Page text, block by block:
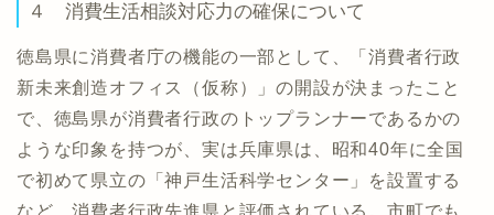
４ 消費生活相談対応力の確保について
徳島県に消費者庁の機能の一部として、「消費者行政
新未来創造オフィス（仮称）」の開設が決まったこと
で、徳島県が消費者行政のトップランナーであるかの
ような印象を持つが、実は兵庫県は、昭和40年に全国
で初めて県立の「神戸生活科学センター」を設置する